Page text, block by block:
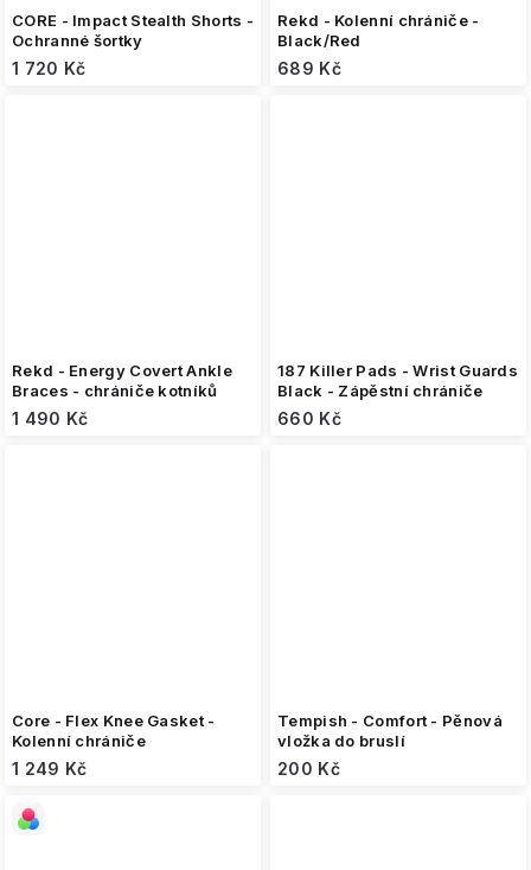
CORE - Impact Stealth Shorts -
Ochranné šortky
1 720 Kč
Rekd - Kolenní chrániče -
Black/Red
689 Kč
Rekd - Energy Covert Ankle
Braces - chrániče kotníků
1 490 Kč
187 Killer Pads - Wrist Guards
Black - Zápěstní chrániče
660 Kč
Core - Flex Knee Gasket -
Kolenní chrániče
1 249 Kč
Tempish - Comfort - Pěnová
vložka do bruslí
200 Kč